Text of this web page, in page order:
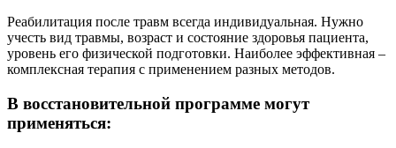
Реабилитация после травм всегда индивидуальная. Нужно
учесть вид травмы, возраст и состояние здоровья пациента,
уровень его физической подготовки. Наиболее эффективная –
комплексная терапия с применением разных методов.
В восстановительной программе могут
применяться: